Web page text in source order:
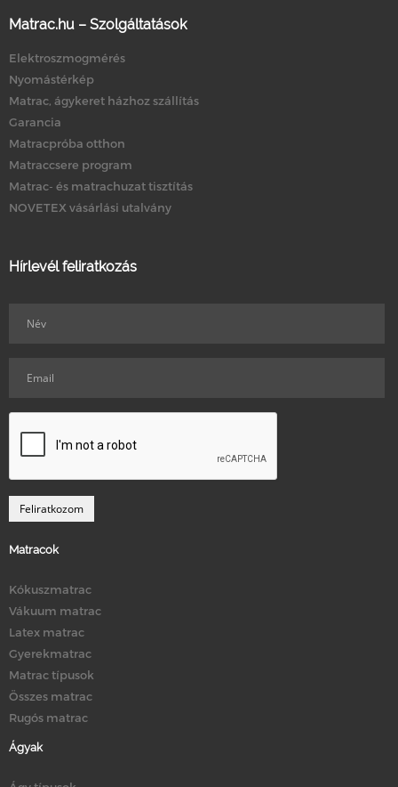
Matrac.hu – Szolgáltatások
Elektroszmogmérés
Nyomástérkép
Matrac, ágykeret házhoz szállítás
Garancia
Matracpróba otthon
Matraccsere program
Matrac- és matrachuzat tisztítás
NOVETEX vásárlási utalvány
Hírlevél feliratkozás
Matracok
Kókuszmatrac
Vákuum matrac
Latex matrac
Gyerekmatrac
Matrac típusok
Összes matrac
Rugós matrac
Ágyak